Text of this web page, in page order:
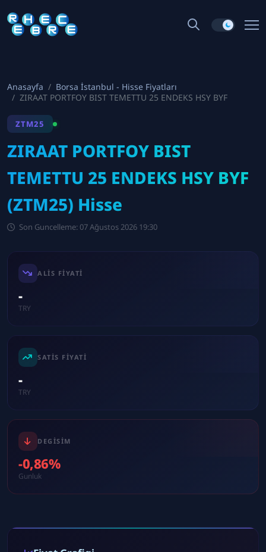
Anasayfa
Borsa İstanbul - Hisse Fiyatları
ZIRAAT PORTFOY BIST TEMETTU 25 ENDEKS HSY BYF
ZTM25
ZIRAAT PORTFOY BIST
TEMETTU 25 ENDEKS HSY BYF
(ZTM25) Hisse
Son Guncelleme: 07 Ağustos 2026 19:30
ALIS FIYATI
-
TRY
SATIS FIYATI
-
TRY
DEGISIM
-0,86%
Gunluk